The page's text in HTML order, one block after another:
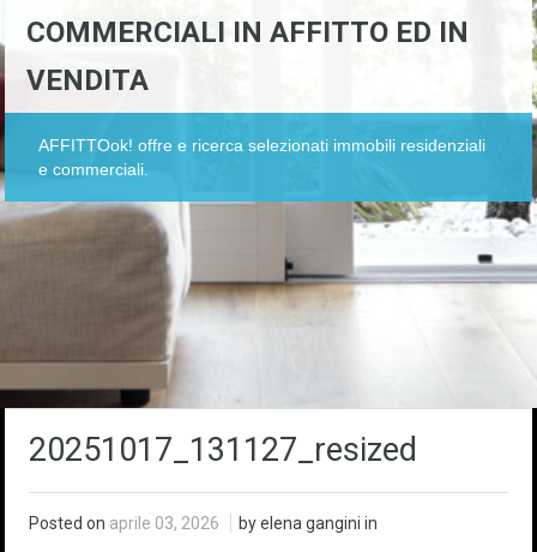
COMMERCIALI IN AFFITTO ED IN
VENDITA
AFFITTOok! offre e ricerca selezionati immobili residenziali
e commerciali.
20251017_131127_resized
Posted on aprile 03, 2026 by elena gangini in